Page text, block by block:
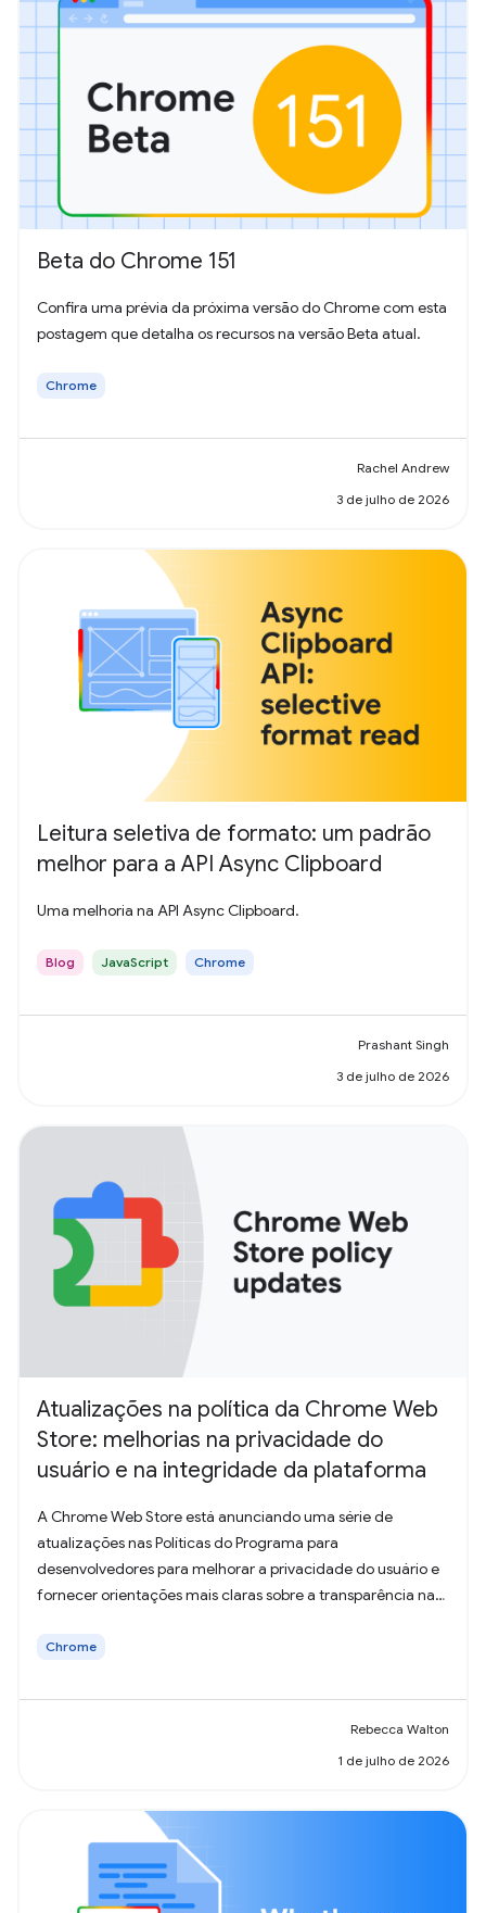
Beta do Chrome 151
Confira uma prévia da próxima versão do Chrome com esta
postagem que detalha os recursos na versão Beta atual.
Chrome
Rachel Andrew
3 de julho de 2026
Leitura seletiva de formato: um padrão
melhor para a API Async Clipboard
Uma melhoria na API Async Clipboard.
Blog JavaScript Chrome
Prashant Singh
3 de julho de 2026
Atualizações na política da Chrome Web
Store: melhorias na privacidade do
usuário e na integridade da plataforma
A Chrome Web Store está anunciando uma série de
atualizações nas Políticas do Programa para
desenvolvedores para melhorar a privacidade do usuário e
fornecer orientações mais claras sobre a transparência na
Chrome
Rebecca Walton
1 de julho de 2026